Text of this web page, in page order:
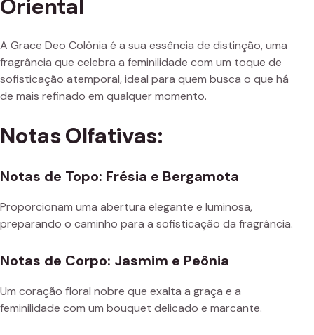
Oriental
A Grace Deo Colônia é a sua essência de distinção, uma
fragrância que celebra a feminilidade com um toque de
sofisticação atemporal, ideal para quem busca o que há
de mais refinado em qualquer momento.
Notas Olfativas:
Notas de Topo: Frésia e Bergamota
Proporcionam uma abertura elegante e luminosa,
preparando o caminho para a sofisticação da fragrância.
Notas de Corpo: Jasmim e Peônia
Um coração floral nobre que exalta a graça e a
feminilidade com um bouquet delicado e marcante.